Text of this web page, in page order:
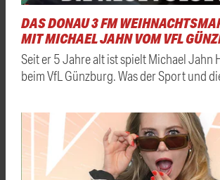
DAS DONAU 3 FM
MIT MICHAEL JAHN VOM VFL
Seit er 5 Jahre alt ist spielt Michael Jahn
beim VfL Günzburg. Was der Sport und